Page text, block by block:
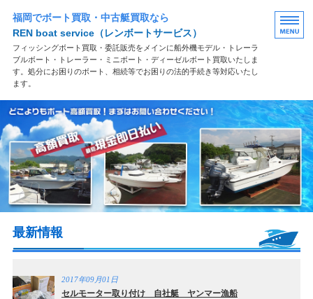
福岡でボート買取・中古艇買取なら
REN boat service（レンボートサービス）
フィッシングボート買取・委託販売をメインに船外機モデル・トレーラ
ブルボート・トレーラー・ミニボート・ディーゼルボート買取いたしま
す。処分にお困りのボート、相続等でお困りの法的手続き等対応いたし
ます。
買取案内
買取の流れ
よくある質問
お問い合わせ
最新情報
2017年09月01日
セルモーター取り付け 自社艇 ヤンマー漁船